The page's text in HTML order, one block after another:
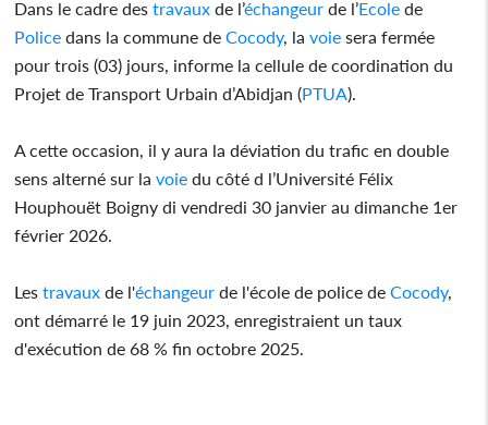
Dans le cadre destravaux de l’échangeur de l’Ecole de
Police dans la commune deCocody, lavoie sera fermée
pour trois (03) jours, informe la cellule de coordination du
Projet de Transport Urbain d’Abidjan (PTUA).
A cette occasion, il y aura la déviation du trafic en double
sens alterné sur lavoie du côté d l’Université Félix
Houphouët Boigny di vendredi 30 janvier au dimanche 1er
février 2026.
Lestravaux de l'échangeur de l'école de police deCocody,
ont démarré le 19 juin 2023, enregistraient un taux
d'exécution de 68 % fin octobre 2025.